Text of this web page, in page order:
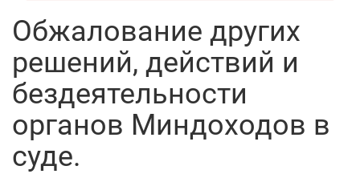
Обжалование других
решений, действий и
бездеятельности
органов Миндоходов в
суде.